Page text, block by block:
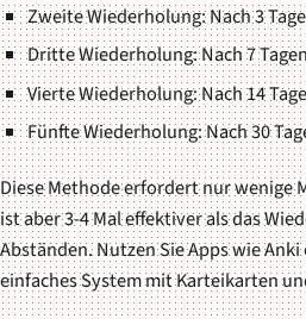
Zweite Wiederholung: Nach 3
Dritte Wiederholung: Nach 7 Tagen
Vierte Wiederholung: Nach 14
Fünfte Wiederholung: Nach 30
Diese Methode erfordert nur wenige
ist aber 3-4 Mal effektiver als das
Abständen. Nutzen Sie Apps wie
einfaches System mit Karteikarten